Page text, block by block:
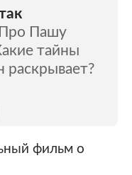
Про Пашу
тайны
раскрывает?
фильм о